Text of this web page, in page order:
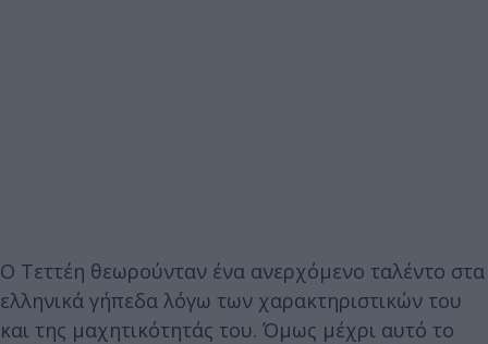
Ο Τεττέη θεωρούνταν ένα ανερχόμενο ταλέντο στα
ελληνικά γήπεδα λόγω των χαρακτηριστικών του
και της μαχητικότητάς του. Όμως μέχρι αυτό το